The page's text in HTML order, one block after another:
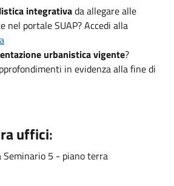
integrativada allegare alle
nel portale SUAP? Accedi alla
urbanistica vigente?
in evidenza alla fine di
uffici:
Seminario 5 - piano terra